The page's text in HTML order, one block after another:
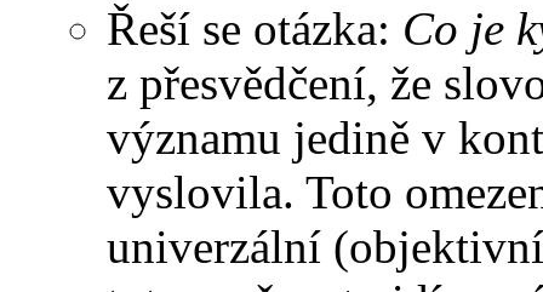
Řeší se otázka: Co je
z přesvědčení, že
významu jedině v
vyslovila. Toto
univerzální